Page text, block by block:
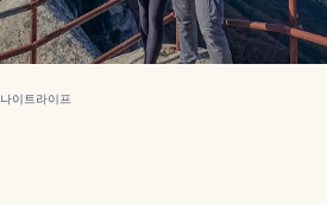
나이트라이프